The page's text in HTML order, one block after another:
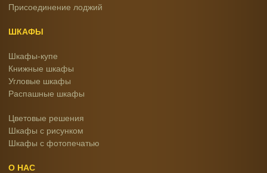
Присоединение лоджий
ШКАФЫ
Шкафы-купе
Книжные шкафы
Угловые шкафы
Распашные шкафы
Цветовые решения
Шкафы с рисунком
Шкафы с фотопечатью
О НАС